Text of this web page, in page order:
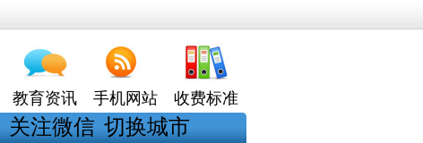
教育资讯 手机网站 收费标准
关注微信 切换城市